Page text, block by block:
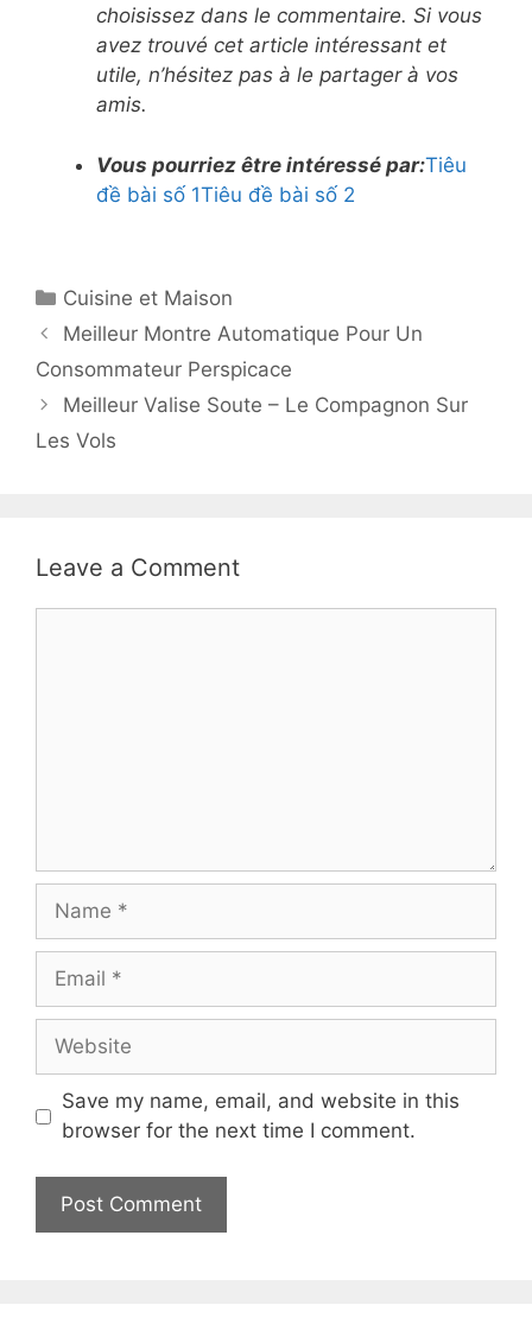
choisissez dans le commentaire. Si vous
avez trouvé cet article intéressant et
utile, n’hésitez pas à le partager à vos
amis.
Vous pourriez être intéressé par:Tiêu
đề bài số 1Tiêu đề bài số 2
Cuisine et Maison
Meilleur Montre Automatique Pour Un
Consommateur Perspicace
Meilleur Valise Soute – Le Compagnon Sur
Les Vols
Leave a Comment
Save my name, email, and website in this
browser for the next time I comment.